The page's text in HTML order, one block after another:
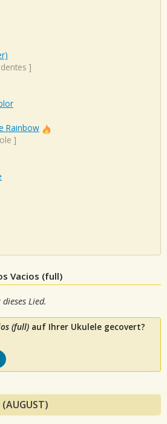
]
Rainbow
]
Vacios (full)
Lied.
(full) auf Ihrer Ukulele gecovert?
(AUGUST)